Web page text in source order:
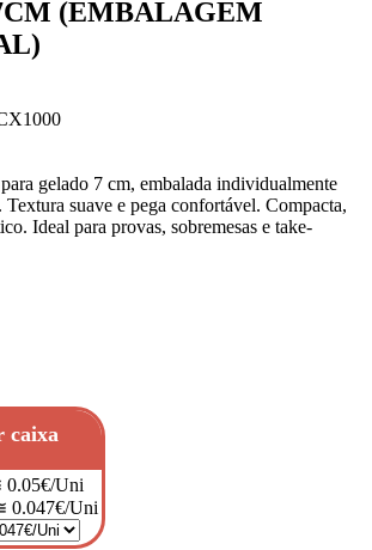
(EMBALAGEM
gelado 7 cm, embalada individualmente
suave e pega confortável. Compacta,
Ideal para provas, sobremesas e take-
caixa
0.05€/Uni
0.047€/Uni